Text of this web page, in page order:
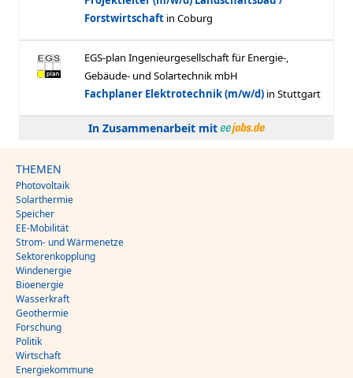
In Zusammenarbeit mit
THEMEN
Photovoltaik
Solarthermie
Speicher
EE-Mobilität
Strom- und Wärmenetze
Sektorenkopplung
Windenergie
Bioenergie
Wasserkraft
Geothermie
Forschung
Politik
Wirtschaft
Energiekommune